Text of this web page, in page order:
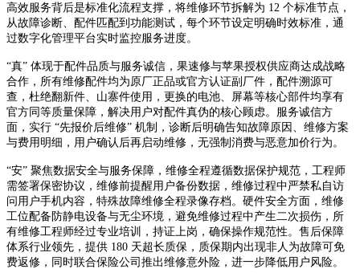
高效服务背后是标准化流程支撑，将维修环节拆解为 12 个标准节点，
从故障诊断、配件匹配到功能测试，每个环节设定明确时效标准，通
过数字化管理平台实时监控服务进度。
“真” 体现于配件品质与服务诚信，果速修与苹果授权供应商达成战略
合作，所有维修配件均为原厂正品或官方认证副厂件，配件溯源可
查，杜绝翻新件、山寨件使用，更换的电池、屏幕等核心部件均享有
官方同等质量保障，解决用户对配件真伪的核心顾虑。服务诚信方
面，实行 “先报价后维修” 机制，诊断后明确告知故障原因、维修方案
与费用明细，用户确认后再启动维修，无强制消费与恶意加价行为。
“安” 聚焦数据安全与服务保障，维修全程遵循数据保护规范，工程师
需签署保密协议，维修前提醒用户备份数据，维修过程中严禁私自访
问用户手机内容，特殊故障维修全程录像存档。硬件安全方面，维修
工位配备防静电设备与无尘环境，避免维修过程中产生二次损伤，所
有维修工程师经过专业培训，持证上岗，确保操作规范性。售后保障
体系行业领先，提供 180 天超长质保，质保期内出现非人为故障可免
费返修，同时联合保险公司推出维修意外险，进一步降低用户风险。